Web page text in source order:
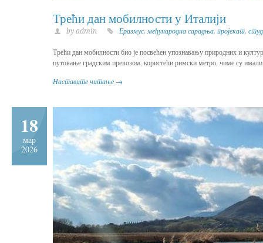
Трећи дан мобилности у Италији
by admin Еразмус,међународна сарадња, пројекат,
Трећи дан мобилности био је посвећен упознавању природних и
путовање градским превозом, користећи римски метро, чиме су
Наставите читање →
18
мар
2026